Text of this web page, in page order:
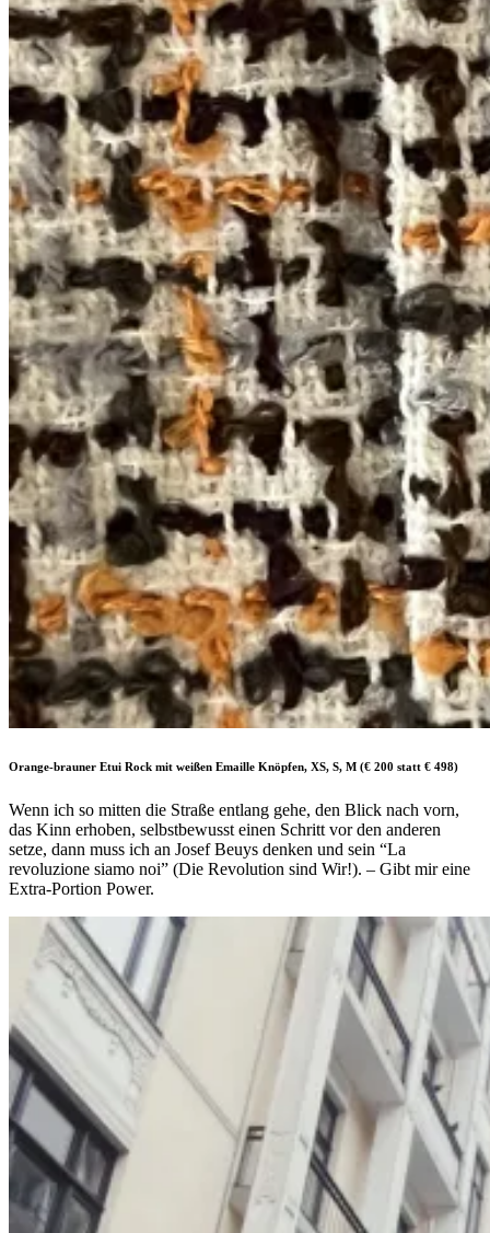
Orange-brauner Etui Rock mit weißen Emaille Knöpfen, XS, S, M (€ 200 statt € 498)
Wenn ich so mitten die Straße entlang gehe, den Blick nach vorn,
das Kinn erhoben, selbstbewusst einen Schritt vor den anderen
setze, dann muss ich an Josef Beuys denken und sein “La
revoluzione siamo noi” (Die Revolution sind Wir!). – Gibt mir eine
Extra-Portion Power.